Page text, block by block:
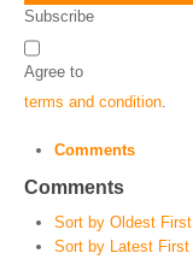
Subscribe
Agree to
terms and condition
Comments
Comments
Sort by Oldest First
Sort by Latest First